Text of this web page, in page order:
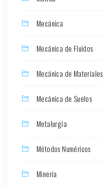
Mecánica
Mecánica de Fluidos
Mecánica de Materiales
Mecánica de Suelos
Metalurgia
Métodos Numéricos
Minería